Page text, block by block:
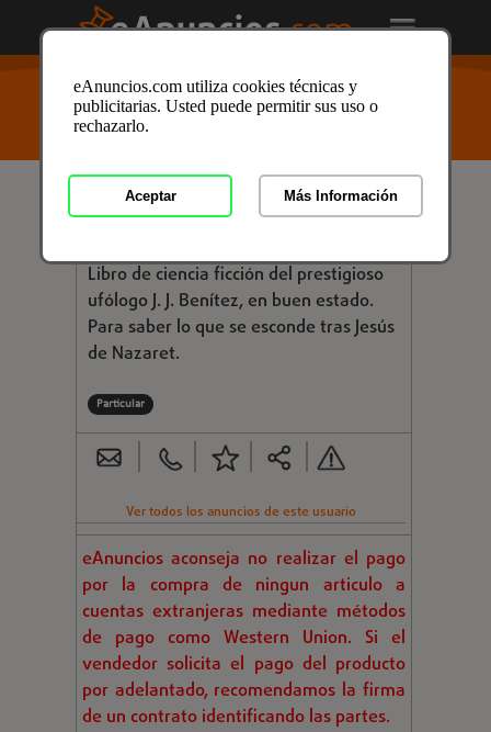
USTED ESTÁ AQUÍ>Anuncios clasificados/Formación
y Libros/Libros y Mas/Libros/Libros en Barcelona
Anuncio ID: 3396987
€ 5,00
Libro de ciencia ficción del prestigioso
ufólogo J. J. Benítez, en buen estado.
Para saber lo que se esconde tras Jesús
de Nazaret.
Particular
Ver todos los anuncios de este usuario
eAnuncios aconseja no realizar el pago
por la compra de ningun articulo a
cuentas extranjeras mediante métodos
de pago como Western Union. Si el
vendedor solicita el pago del producto
por adelantado, recomendamos la firma
de un contrato identificando las partes.
eAnuncios.com utiliza cookies técnicas y
publicitarias. Usted puede permitir sus uso o
rechazarlo.
Aceptar Más Información